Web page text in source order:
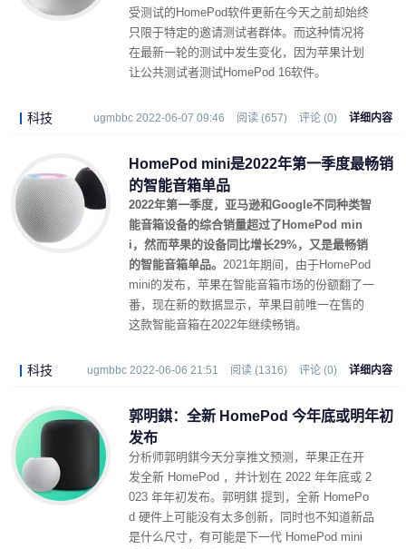
受测试的HomePod软件更新在今天之前却始终
只限于特定的邀请测试者群体。而这种情况将
在最新一轮的测试中发生变化，因为苹果计划
让公共测试者测试HomePod 16软件。
科技 ugmbbc 2022-06-07 09:46 阅读 (657) 评论 (0) 详细内容
HomePod mini是2022年第一季度最畅销
的智能音箱单品
2022年第一季度，亚马逊和Google不同种类智
能音箱设备的综合销量超过了HomePod min
i，然而苹果的设备同比增长29%，又是最畅销
的智能音箱单品。 2021年期间，由于HomePod
mini的发布，苹果在智能音箱市场的份额翻了一
番，现在新的数据显示，苹果目前唯一在售的
这款智能音箱在2022年继续畅销。
科技 ugmbbc 2022-06-06 21:51 阅读 (1316) 评论 (0) 详细内容
郭明錤：全新 HomePod 今年底或明年初
发布
分析师郭明錤今天分享推文预测，苹果正在开
发全新 HomePod ，并计划在 2022 年年底或 2
023 年年初发布。郭明錤 提到，全新 HomePo
d 硬件上可能没有太多创新，同时也不知道新品
是什么尺寸，有可能是下一代 HomePod mini